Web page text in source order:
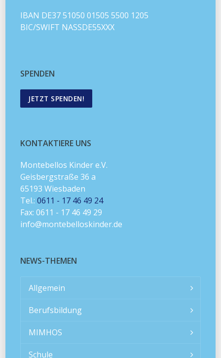
IBAN DE37 51050 01505 5500 1205
BIC/SWIFT NASSDE55XXX
SPENDEN
JETZT SPENDEN!
KONTAKTIERE UNS
Montebellos Kinder e.V.
Geisbergstraße 36 a
65193 Wiesbaden
Tel.:0611 - 17 46 49 24
Fax: 0611 - 17 46 49 29
info@montebelloskinder.de
NEWS-THEMEN
Allgemein
Berufsbildung
MIMHOS
Schule